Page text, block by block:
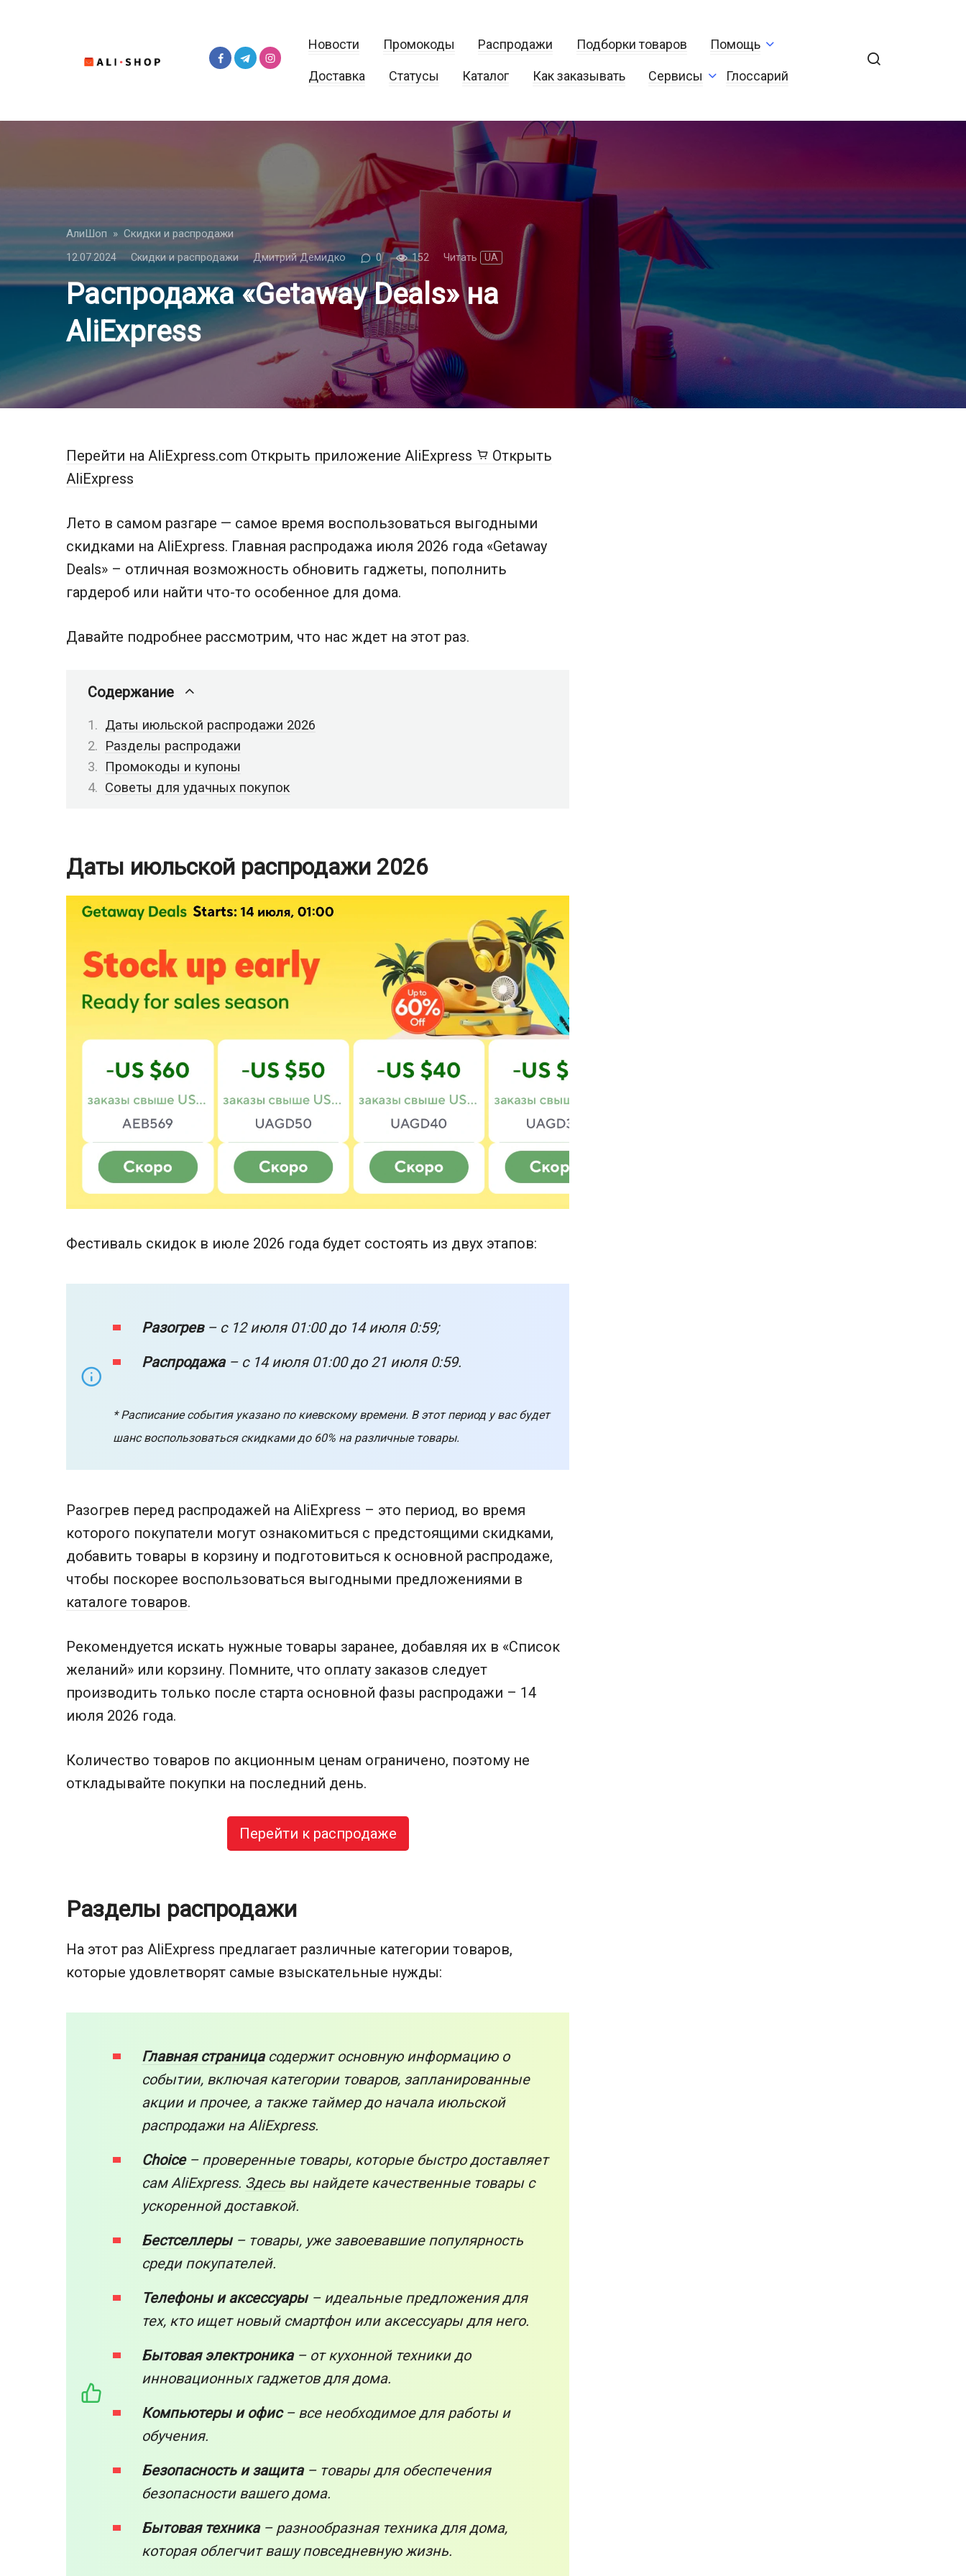
Новости Промокоды Распродажи Подборки товаров Помощь
Доставка Статусы Каталог Как заказывать Сервисы Глоссарий
АлиШоп » Скидки и распродажи
12.07.2024 Скидки и распродажи Дмитрий Демидко 0 152 Читать UA
Распродажа «Getaway Deals» на
AliExpress
Перейти на AliExpress.com Открыть приложение AliExpress
Открыть
AliExpress
Лето в самом разгаре — самое время воспользоваться выгодными
скидками на AliExpress. Главная распродажа июля 2026 года «Getaway
Deals» – отличная возможность обновить гаджеты, пополнить
гардероб или найти что-то особенное для дома.
Давайте подробнее рассмотрим, что нас ждет на этот раз.
Содержание
Даты июльской распродажи 2026
Разделы распродажи
Промокоды и купоны
Советы для удачных покупок
Даты июльской распродажи 2026
Фестиваль скидок в июле 2026 года будет состоять из двух этапов:
Разогрев– с 12 июля 01:00 до 14 июля 0:59;
Распродажа– с 14 июля 01:00 до 21 июля 0:59.
* Расписание события указано по киевскому времени. В этот период у вас будет
шанс воспользоваться скидками до 60% на различные товары.
Разогрев перед распродажей на AliExpress – это период, во время
которого покупатели могут ознакомиться с предстоящими скидками,
добавить товары в корзину и подготовиться к основной распродаже,
чтобы поскорее воспользоваться выгодными предложениями в
каталоге товаров.
Рекомендуется искать нужные товары заранее, добавляя их в «Список
желаний» или корзину. Помните, что оплату заказов следует
производить только после старта основной фазы распродажи – 14
июля 2026 года.
Количество товаров по акционным ценам ограничено, поэтому не
откладывайте покупки на последний день.
Перейти к распродаже
Разделы распродажи
На этот раз AliExpress предлагает различные категории товаров,
которые удовлетворят самые взыскательные нужды:
Главная страницасодержит основную информацию о
событии, включая категории товаров, запланированные
акции и прочее, а также таймер до начала июльской
распродажи на AliExpress.
Choice– проверенные товары, которые быстро доставляет
сам AliExpress. Здесь вы найдете качественные товары с
ускоренной доставкой.
Бестселлеры– товары, уже завоевавшие популярность
среди покупателей.
Телефоны и аксессуары– идеальные предложения для
тех, кто ищет новый смартфон или аксессуары для него.
Бытовая электроника– от кухонной техники до
инновационных гаджетов для дома.
Компьютеры и офис– все необходимое для работы и
обучения.
Безопасность и защита– товары для обеспечения
безопасности вашего дома.
Бытовая техника– разнообразная техника для дома,
которая облегчит вашу повседневную жизнь.